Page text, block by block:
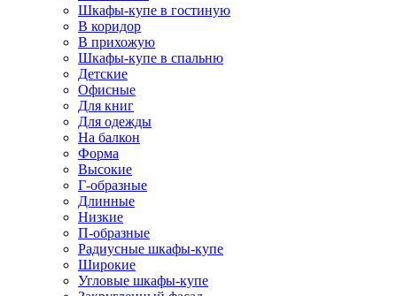
Шкафы-купе в гостиную
В коридор
В прихожую
Шкафы-купе в спальню
Детские
Офисные
Для книг
Для одежды
На балкон
Форма
Высокие
Г-образные
Длинные
Низкие
П-образные
Радиусные шкафы-купе
Широкие
Угловые шкафы-купе